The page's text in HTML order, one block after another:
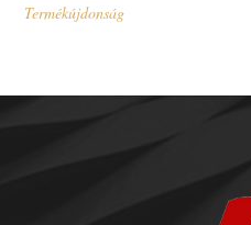
Termékújdonság